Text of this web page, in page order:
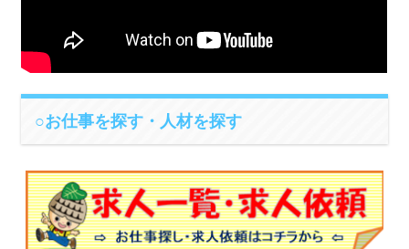
○お仕事を探す・人材を探す